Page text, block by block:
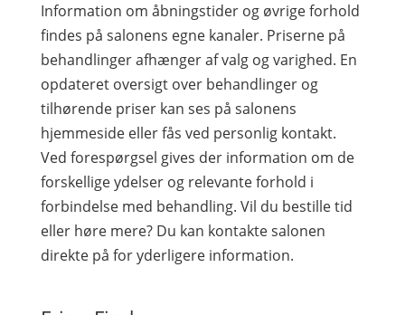
Information om åbningstider og øvrige forhold
findes på salonens egne kanaler. Priserne på
behandlinger afhænger af valg og varighed. En
opdateret oversigt over behandlinger og
tilhørende priser kan ses på salonens
hjemmeside eller fås ved personlig kontakt.
Ved forespørgsel gives der information om de
forskellige ydelser og relevante forhold i
forbindelse med behandling. Vil du bestille tid
eller høre mere? Du kan kontakte salonen
direkte på for yderligere information.